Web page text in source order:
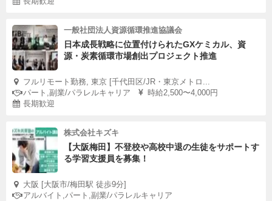
一般社団法人資源循環推進協議会
日本成長戦略に位置付けられたGXケミカル、資
源・炭素循環市場創出プロジェクト推進
フルリモート勤務, 東京 [千代田区/JR・東京メトロ...
パート,副業/パラレルキャリア
時給2,500〜4,000円
長期歓迎
株式会社キズキ
【大阪梅田】不登校や高校中退の生徒をサポートす
る学習支援員を募集！
大阪 [大阪市/梅田駅 徒歩9分]
アルバイト,パート,副業/パラレルキャリア